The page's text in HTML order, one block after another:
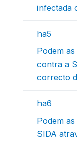
infectada
ha5
Podem
contra a
correcto
ha6
Podem
SIDA